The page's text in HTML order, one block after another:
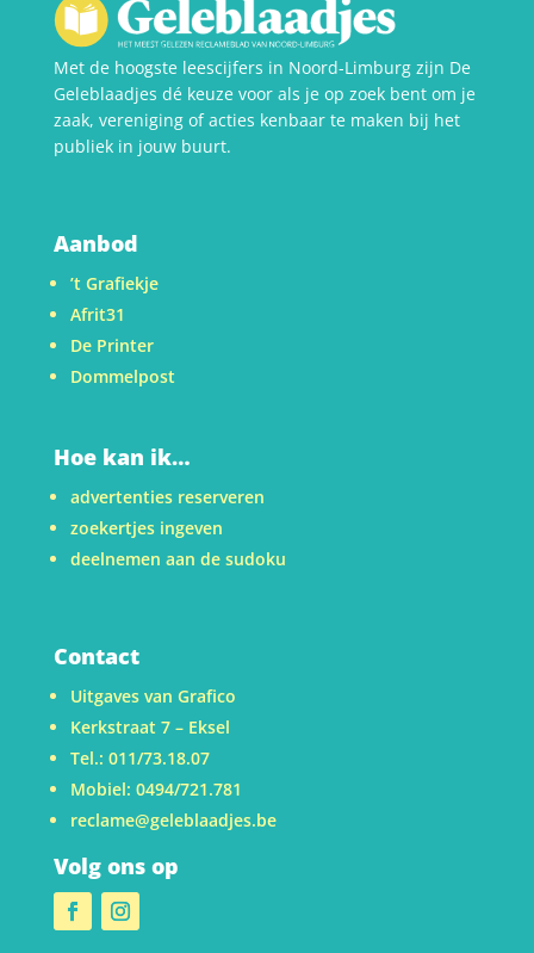
Met de hoogste leescijfers in Noord-Limburg zijn De
Geleblaadjes dé keuze voor als je op zoek bent om je
zaak, vereniging of acties kenbaar te maken bij het
publiek in jouw buurt.
Aanbod
’t Grafiekje
Afrit31
De Printer
Dommelpost
Hoe kan ik…
advertenties reserveren
zoekertjes ingeven
deelnemen aan de sudoku
Contact
Uitgaves van Grafico
Kerkstraat 7 – Eksel
Tel.: 011/73.18.07
Mobiel: 0494/721.781
reclame@geleblaadjes.be
Volg ons op